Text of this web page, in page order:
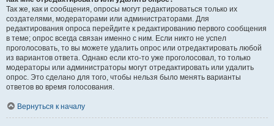
Так же, как и сообщения, опросы могут редактироваться только их
создателями, модераторами или администраторами. Для
редактирования опроса перейдите к редактированию первого сообщения
в теме; опрос всегда связан именно с ним. Если никто не успел
проголосовать, то вы можете удалить опрос или отредактировать любой
из вариантов ответа. Однако если кто-то уже проголосовал, то только
модераторы или администраторы могут отредактировать или удалить
опрос. Это сделано для того, чтобы нельзя было менять варианты
ответов во время голосования.
Вернуться к началу